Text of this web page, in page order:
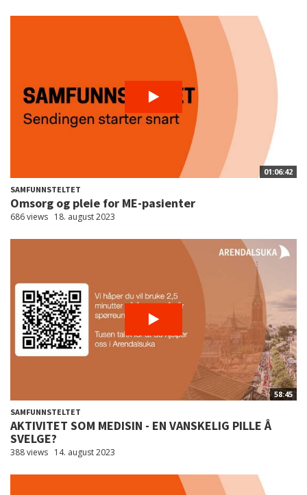
01:06:42
SAMFUNNSTELTET
Omsorg og pleie for ME-pasienter
686 views 18. august 2023
58:45
SAMFUNNSTELTET
AKTIVITET SOM MEDISIN - EN VANSKELIG PILLE Å
SVELGE?
388 views 14. august 2023